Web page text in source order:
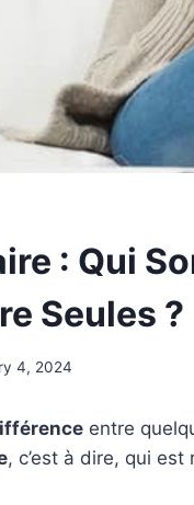
: Qui
Seules ?
4, 2024
entre
, c’est à dire, qui